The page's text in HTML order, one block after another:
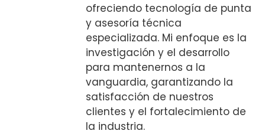
ofreciendo tecnología de punta
y asesoría técnica
especializada. Mi enfoque es la
investigación y el desarrollo
para mantenernos a la
vanguardia, garantizando la
satisfacción de nuestros
clientes y el fortalecimiento de
la industria.